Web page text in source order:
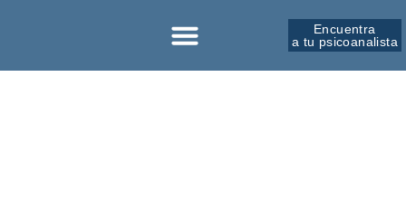
Encuentra
a tu psicoanalista